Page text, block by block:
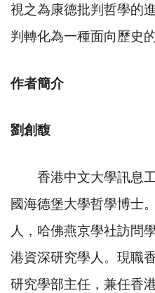
視之為康德批判哲學的
判轉化為一種面向歷史
作者簡介
劉創馥
香港中文大學訊息工
國海德堡大學哲學博士
人，哈佛燕京學社訪問
港資深研究學人。現職
研究學部主任，兼任香